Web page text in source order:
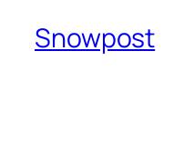
Snowpost